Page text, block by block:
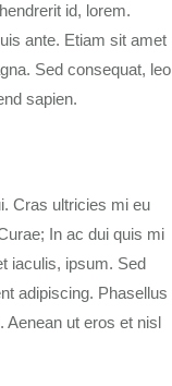
id, lorem.
ante. Etiam sit amet
Sed consequat, leo
sapien.
Cras ultricies mi eu
In ac dui quis mi
iaculis, ipsum. Sed
adipiscing. Phasellus
Aenean ut eros et nisl